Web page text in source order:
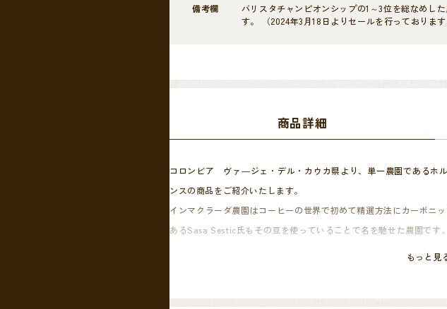
備考欄
バリスタチャンピオンシップの1～3位を総なめし
す。 （2024年3月18日よりセールを行っております
商品詳細
コロンビア ヴァ―ジェ・デル・カウカ県より、単一農園であるホ
ンスの商品をご紹介いたします。
インマクラーダ農園はコーヒーの世界で初めて精選方法にカーボニ
あるSasa Sestic氏もその豆を使っていることで名を馳せた農園です。
もっと見